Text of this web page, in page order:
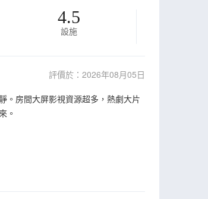
4.5
設施
評價於：2026年08月05日
。房間大屏影視資源超多，熱劇大片
。